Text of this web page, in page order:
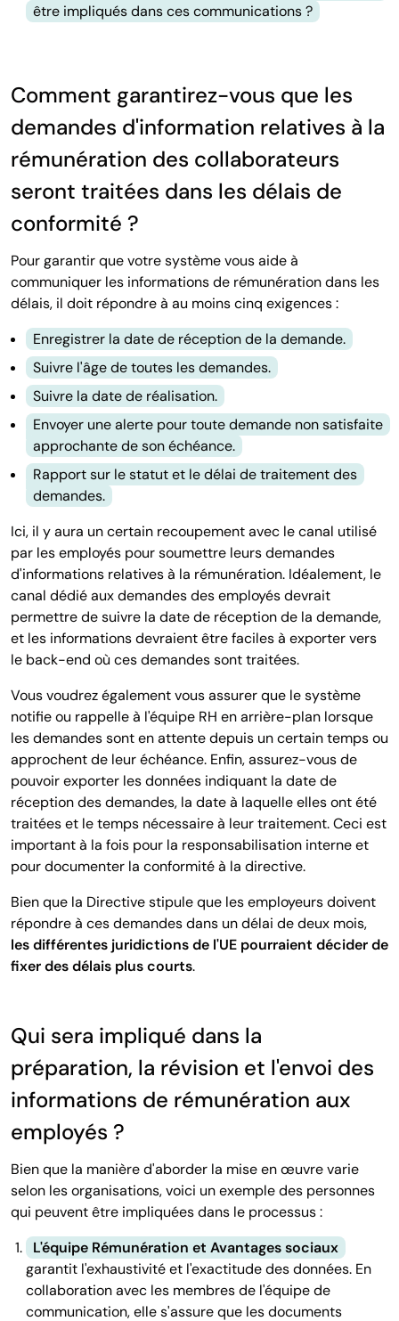
être impliqués dans ces communications ?
Comment garantirez-vous que les
demandes d'information relatives à la
rémunération des collaborateurs
seront traitées dans les délais de
conformité ?
Pour garantir que votre système vous aide à
communiquer les informations de rémunération dans les
délais, il doit répondre à au moins cinq exigences :
Enregistrer la date de réception de la demande.
Suivre l'âge de toutes les demandes.
Suivre la date de réalisation.
Envoyer une alerte pour toute demande non satisfaite
approchante de son échéance.
Rapport sur le statut et le délai de traitement des
demandes.
Ici, il y aura un certain recoupement avec le canal utilisé
par les employés pour soumettre leurs demandes
d'informations relatives à la rémunération. Idéalement, le
canal dédié aux demandes des employés devrait
permettre de suivre la date de réception de la demande,
et les informations devraient être faciles à exporter vers
le back-end où ces demandes sont traitées.
Vous voudrez également vous assurer que le système
notifie ou rappelle à l'équipe RH en arrière-plan lorsque
les demandes sont en attente depuis un certain temps ou
approchent de leur échéance. Enfin, assurez-vous de
pouvoir exporter les données indiquant la date de
réception des demandes, la date à laquelle elles ont été
traitées et le temps nécessaire à leur traitement. Ceci est
important à la fois pour la responsabilisation interne et
pour documenter la conformité à la directive.
Bien que la Directive stipule que les employeurs doivent
répondre à ces demandes dans un délai de deux mois,
les différentes juridictions de l'UE pourraient décider de
fixer des délais plus courts.
Qui sera impliqué dans la
préparation, la révision et l'envoi des
informations de rémunération aux
employés ?
Bien que la manière d'aborder la mise en œuvre varie
selon les organisations, voici un exemple des personnes
qui peuvent être impliquées dans le processus :
L'équipe Rémunération et Avantages sociaux
garantit l'exhaustivité et l'exactitude des données. En
collaboration avec les membres de l'équipe de
communication, elle s'assure que les documents